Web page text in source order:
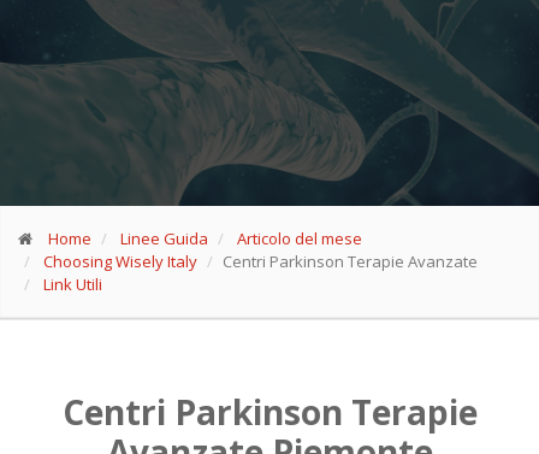
Home Linee Guida
Articolo del mese
Choosing Wisely Italy
Centri Parkinson Terapie Avanzate
Link Utili
Centri Parkinson Terapie